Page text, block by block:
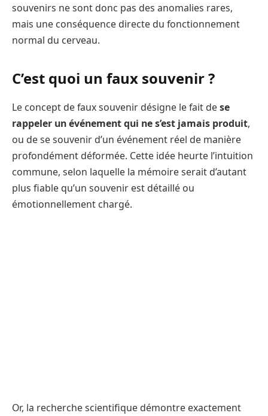
souvenirs ne sont donc pas des anomalies rares,
mais une conséquence directe du fonctionnement
normal du cerveau.
C’est quoi un faux souvenir ?
Le concept de faux souvenir désigne le fait dese
rappeler unévénement qui ne s’est jamais produit,
ou de se souvenir d’un événement réel de manière
profondément déformée. Cette idée heurte l’intuition
commune, selon laquelle la mémoire serait d’autant
plus fiable qu’un souvenir est détaillé ou
émotionnellement chargé.
Or, la recherche scientifique démontre exactement